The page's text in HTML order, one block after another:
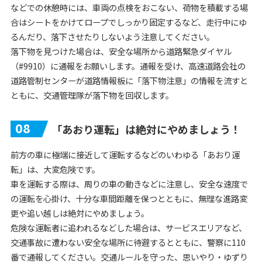
などでの休憩時には、車両の点検をおこない、荷物を積載する場
合はシートをかけてロープでしっかり固定するなど、走行中にゆ
るんだり、落下させたりしないよう注意してください。
落下物を見つけた場合は、安全な場所から道路緊急ダイヤル
（#9910）に通報をお願いします。通報を受け、高速道路会社の
道路管制センターが道路情報板に「落下物注意」の情報を流すと
ともに、交通管理隊が落下物を回収します。
08 「あおり運転」は絶対にやめましょう！
前方の車に極端に接近して運転するなどのいわゆる「あおり運
転」は、大変危険です。
車を運転する際は、周りの車の動きなどに注意し、安全な速度で
の運転を心掛け、十分な車間距離を保つとともに、無理な進路変
更や追い越しは絶対にやめましょう。
危険な運転者に追われるなどした場合は、サービスエリアなど、
交通事故に遭わない安全な場所に待避するとともに、警察に110
番で通報してください。交通ルールを守った、思いやり・ゆずり